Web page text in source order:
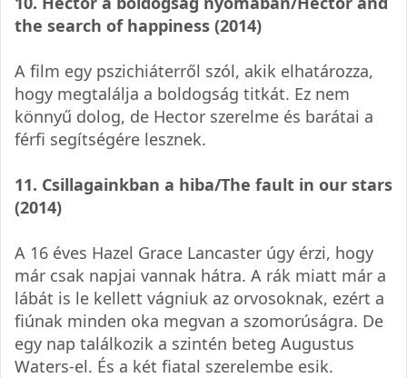
the search of happiness (2014)
A film egy pszichiáterről szól, akik elhatározza,
hogy megtalálja a boldogság titkát. Ez nem
könnyű dolog, de Hector szerelme és barátai a
férfi segítségére lesznek.
11. Csillagainkban a hiba/The fault in our stars
(2014)
A 16 éves Hazel Grace Lancaster úgy érzi, hogy
már csak napjai vannak hátra. A rák miatt már a
lábát is le kellett vágniuk az orvosoknak, ezért a
fiúnak minden oka megvan a szomorúságra. De
egy nap találkozik a szintén beteg Augustus
Waters-el. És a két fiatal szerelembe esik.